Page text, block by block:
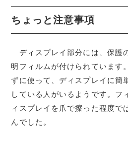
ちょっと注意事項
ディスプレイ部分には、保護
明フィルムが付けられています
ずに使って、ディスプレイに簡
している人がいるようです。フ
ィスプレイを爪で擦った程度で
んでした。